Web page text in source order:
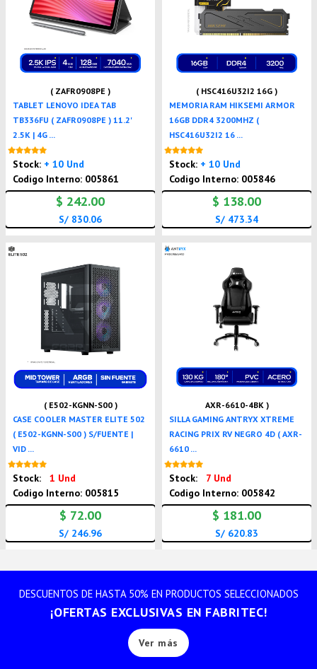
( ZAFR0908PE )
TABLET LENOVO IDEA TAB
TB336FU ( ZAFR0908PE ) 11.2'
2.5K | 4G ...
Stock: + 10 Und
Codigo Interno: 005861
$ 242.00
S/ 830.06
( HSC416U32I2 16G )
MEMORIA RAM HIKSEMI ARMOR
16GB DDR4 3200MHZ (
HSC416U32I2 16 ...
Stock: + 10 Und
Codigo Interno: 005846
$ 138.00
S/ 473.34
( E502-KGNN-S00 )
CASE COOLER MASTER ELITE 502
( E502-KGNN-S00 ) S/FUENTE |
VID ...
Stock:
1 Und
Codigo Interno: 005815
$ 72.00
S/ 246.96
AXR-6610-4BK )
SILLA GAMING ANTRYX XTREME
RACING PRIX RV NEGRO 4D ( AXR-
6610 ...
Stock:
7 Und
Codigo Interno: 005842
$ 181.00
S/ 620.83
DESCUENTOS DE HASTA 50% EN PRODUCTOS SELECCIONADOS
¡OFERTAS EXCLUSIVAS EN FABRITEC!
Ver más